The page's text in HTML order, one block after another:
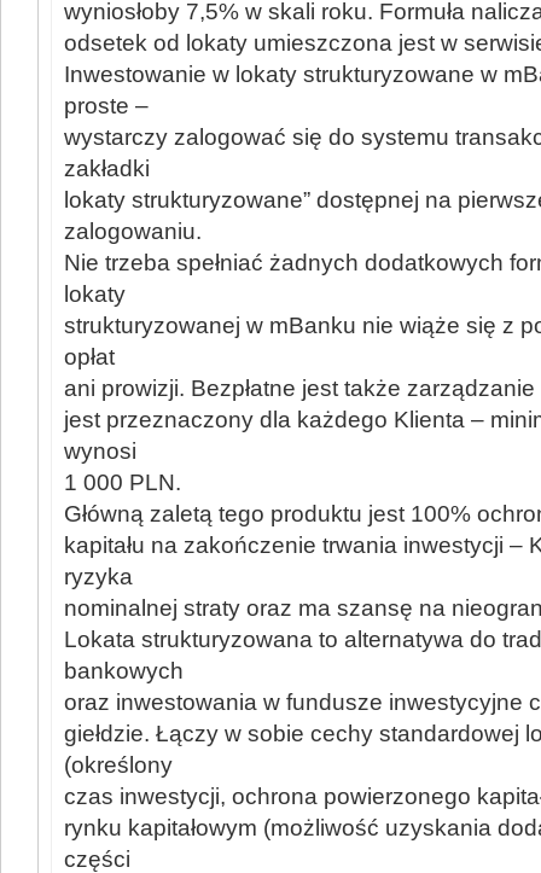
wyniosłoby 7,5% w skali roku. Formuła
odsetek od lokaty umieszczona jest w
Inwestowanie w lokaty strukturyzowane w
proste –
wystarczy zalogować się do systemu
zakładki
lokaty strukturyzowane” dostępnej na
zalogowaniu.
Nie trzeba spełniać żadnych dodatkowych
lokaty
strukturyzowanej w mBanku nie wiąże się z
opłat
ani prowizji. Bezpłatne jest także
jest przeznaczony dla każdego Klienta –
wynosi
1 000 PLN.
Główną zaletą tego produktu jest 100%
kapitału na zakończenie trwania inwestycji –
ryzyka
nominalnej straty oraz ma szansę na
Lokata strukturyzowana to alternatywa do
bankowych
oraz inwestowania w fundusze inwestycyjne
giełdzie. Łączy w sobie cechy standardowej
(określony
czas inwestycji, ochrona powierzonego
rynku kapitałowym (możliwość uzyskania
części